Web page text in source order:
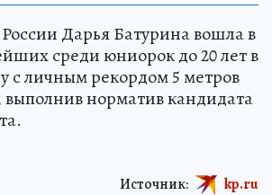
Дарья Батурина вошла в
среди юниорок до 20 лет в
с личным рекордом 5 метров
выполнив норматив кандидата
Источник: kp.ru